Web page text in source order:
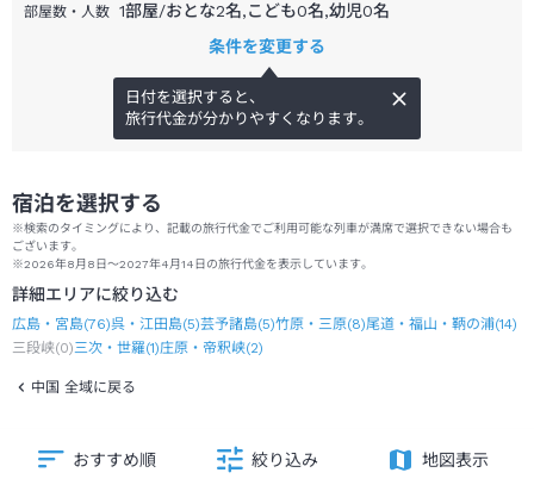
部屋数・人数 1部屋/おとな2名,こども0名,幼児0名
条件を変更する
日付を選択すると、
旅行代金が分かりやすくなります。
宿泊を選択する
※検索のタイミングにより、記載の旅行代金でご利用可能な列車が満席で選択できない場合も
ございます。
※2026年8月8日～2027年4月14日の旅行代金を表示しています。
詳細エリアに絞り込む
広島・宮島(76)呉・江田島(5)芸予諸島(5)竹原・三原(8)尾道・福山・鞆の浦(14)
三段峡(0)三次・世羅(1)庄原・帝釈峡(2)
中国 全域に戻る
おすすめ順 絞り込み 地図表示